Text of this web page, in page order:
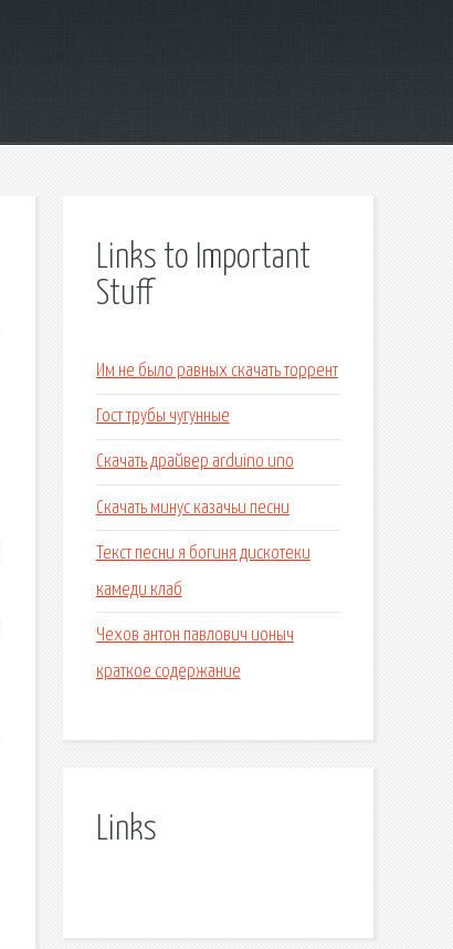
Links to Important
Stuff
Им не было равных скачать торрент
Гост трубы чугунные
Скачать драйвер arduino uno
Скачать минус казачьи песни
Текст песни я богиня дискотеки
камеди клаб
Чехов антон павлович ионыч
краткое содержание
Links